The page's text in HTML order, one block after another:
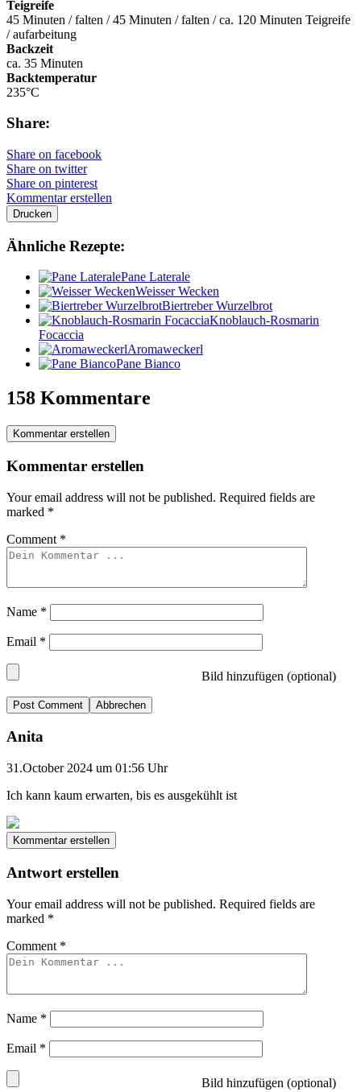
Teigreife
45 Minuten / falten / 45 Minuten / falten / ca. 120 Minuten Teigreife
/ aufarbeitung
Backzeit
ca. 35 Minuten
Backtemperatur
235°C
Share:
Share on facebook
Share on twitter
Share on pinterest
Kommentar erstellen
Drucken
Ähnliche Rezepte:
Pane Laterale
Weisser Wecken
Biertreber Wurzelbrot
Knoblauch-Rosmarin
Focaccia
Aromaweckerl
Pane Bianco
158 Kommentare
Kommentar erstellen
Kommentar erstellen
Your email address will not be published. Required fields are
marked *
Comment *
Name *
Email *
Bild hinzufügen (optional)
Abbrechen
Anita
31.October 2024 um 01:56 Uhr
Ich kann kaum erwarten, bis es ausgekühlt ist
Kommentar erstellen
Antwort erstellen
Your email address will not be published. Required fields are
marked *
Comment *
Name *
Email *
Bild hinzufügen (optional)